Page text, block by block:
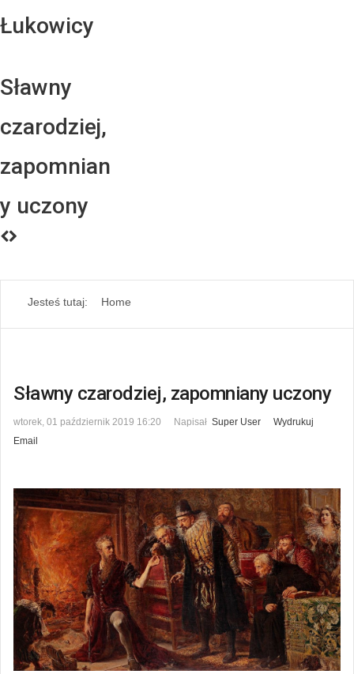
Łukowicy
Sławny
czarodziej,
zapomnian
y uczony
Jesteś tutaj: Home
Sławny czarodziej, zapomniany uczony
wtorek, 01 październik 2019 16:20 Napisał Super User
Wydrukuj
Email